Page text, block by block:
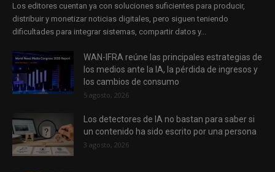
Los editores cuentan ya con soluciones suficientes para producir,
distribuir y monetizar noticias digitales, pero siguen teniendo
dificultades para integrar sistemas, compartir datos y...
WAN-IFRA reúne las principales estrategias de
los medios ante la IA, la pérdida de ingresos y
los cambios de consumo
5 agosto, 2026
Los detectores de IA no bastan para saber si
un contenido ha sido escrito por una persona
3 agosto, 2026